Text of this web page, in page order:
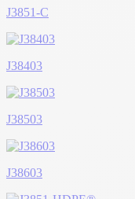
J3851-C
J38403
J38503
J38603